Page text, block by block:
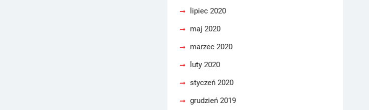
lipiec 2020
maj 2020
marzec 2020
luty 2020
styczeń 2020
grudzień 2019